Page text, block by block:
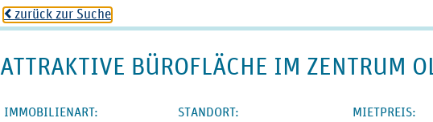
o zurück zur Suche
ATTRAKTIVE BÜROFLÄCHE IM ZENTRUM
IMMOBILIENART:
STANDORT:
MIET­PREIS: